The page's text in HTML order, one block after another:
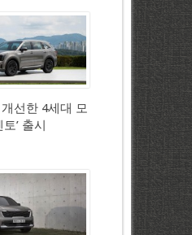
선한 4세대 모
’ 출시